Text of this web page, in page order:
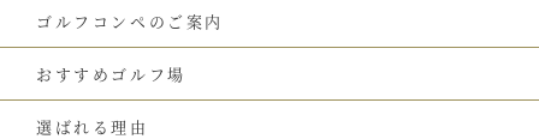
ゴルフコンペのご案内
おすすめゴルフ場
選ばれる理由